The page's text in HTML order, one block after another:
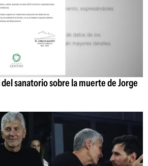
sanatorio sobre la muerte de Jorge